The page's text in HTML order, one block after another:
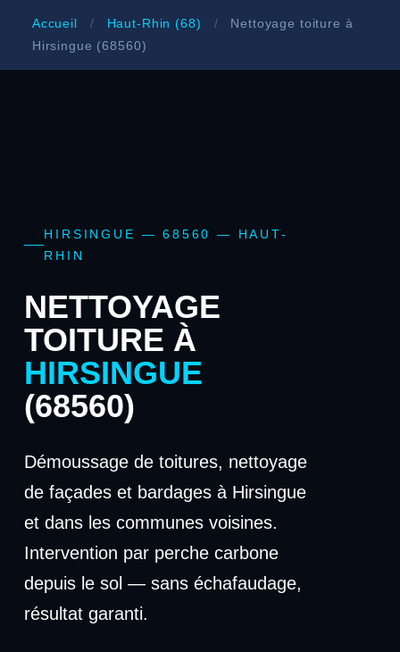
Accueil / Haut-Rhin (68) /
Nettoyage toiture à
Hirsingue (68560)
HIRSINGUE — 68560 — HAUT-
RHIN
NETTOYAGE
TOITURE À
HIRSINGUE
(68560)
Démoussage de toitures, nettoyage
de façades et bardages à Hirsingue
et dans les communes voisines.
Intervention par perche carbone
depuis le sol — sans échafaudage,
résultat garanti.